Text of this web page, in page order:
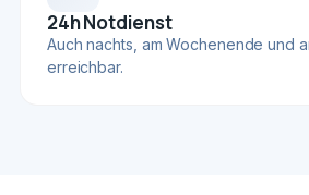
24h Notdienst
Auch nachts, am Wochenende und
erreichbar.